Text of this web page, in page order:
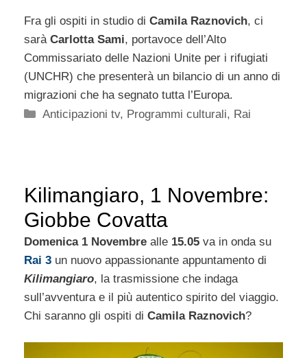
Fra gli ospiti in studio di Camila Raznovich, ci
sarà Carlotta Sami, portavoce dell’Alto
Commissariato delle Nazioni Unite per i rifugiati
(UNCHR) che presenterà un bilancio di un anno di
migrazioni che ha segnato tutta l’Europa.
Categorie
Anticipazioni tv, Programmi culturali, Rai
Kilimangiaro, 1 Novembre:
Giobbe Covatta
Domenica 1 Novembre alle 15.05 va in onda su
Rai 3 un nuovo appassionante appuntamento di
Kilimangiaro, la trasmissione che indaga
sull’avventura e il più autentico spirito del viaggio.
Chi saranno gli ospiti di Camila Raznovich?